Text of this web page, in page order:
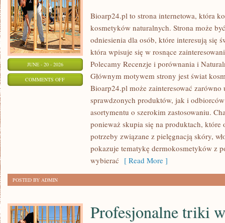
JUNE - 20 - 2026
COMMENTS OFFON
KOSMETYKI
Bioarp24.pl to strona internetowa, która
kosmetyków naturalnych. Strona może
odniesienia dla osób, które interesują się
która wpisuje się w rosnące
Polecamy Recenzje i porównania i
Głównym motywem strony jest świat
Bioarp24.pl może zainteresować
sprawdzonych produktów, jak i
asortymentu o szerokim zastosowaniu.
ponieważ skupia się na produktach, które
potrzeby związane z pielęgnacją skóry,
pokazuje tematykę dermokosmetyków z
wybierać [ Read More ]
POSTED BY ADMIN
Profesjonalne triki